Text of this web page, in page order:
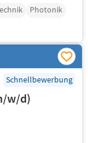
Photonik
Schnellbewerbung
w/d)